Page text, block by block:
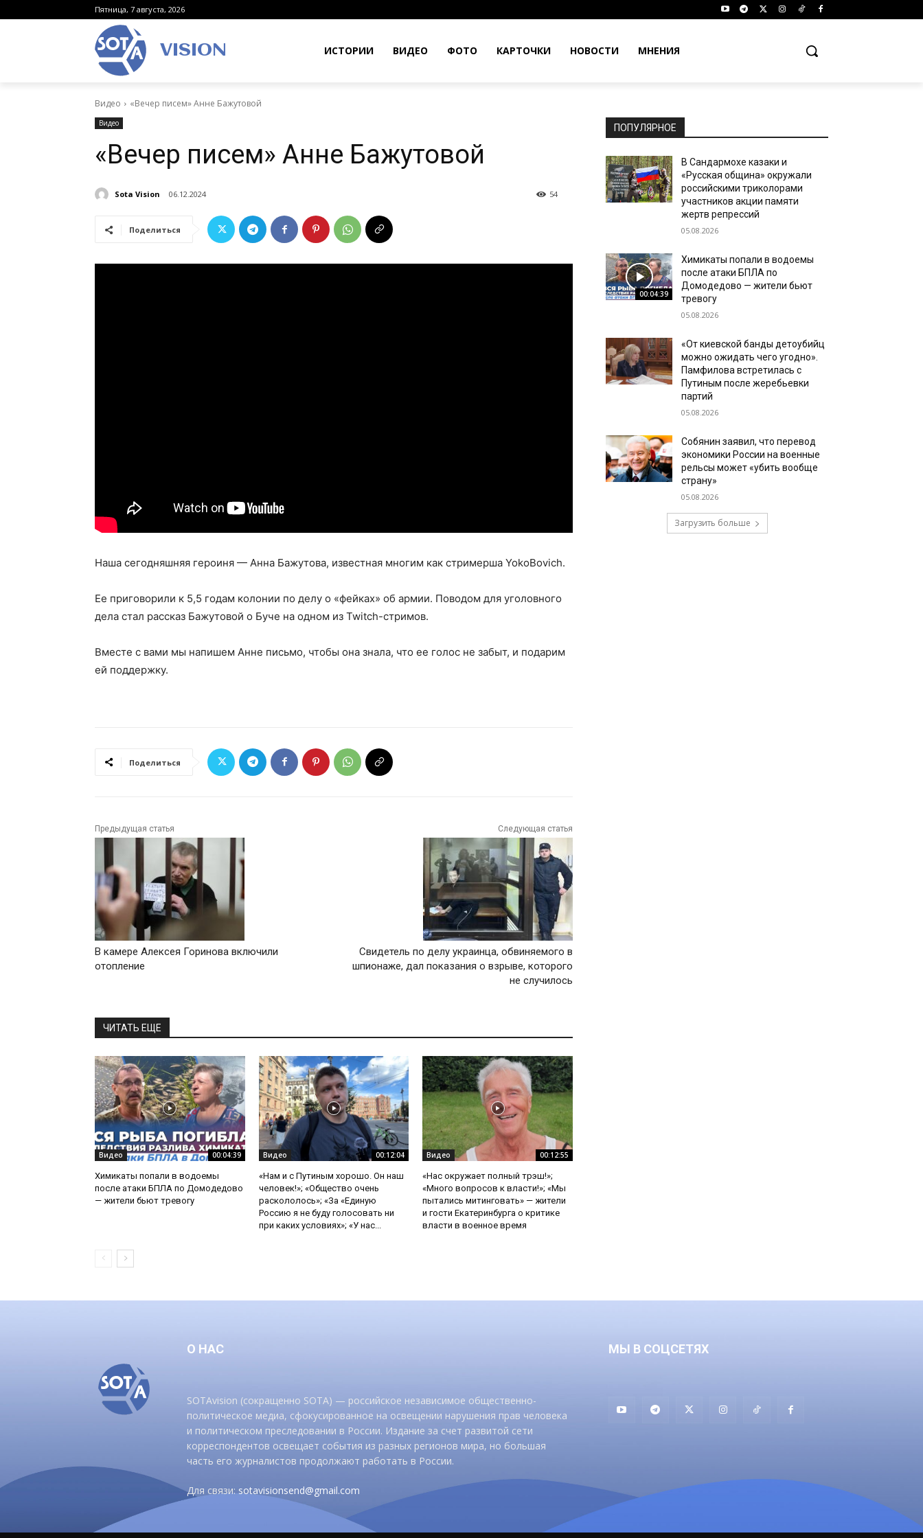
Пятница, 7 августа, 2026
VISION ИСТОРИИ ВИДЕО ФОТО КАРТОЧКИ НОВОСТИ МНЕНИЯ
Видео «Вечер писем» Анне Бажутовой
Видео
«Вечер писем» Анне Бажутовой
Sota Vision 06.12.2024 54
Поделиться
Наша сегодняшняя героиня — Анна Бажутова, известная многим как стримерша YokoBovich.
Ее приговорили к 5,5 годам колонии по делу о «фейках» об армии. Поводом для уголовного
дела стал рассказ Бажутовой о Буче на одном из Twitch-стримов.
Вместе с вами мы напишем Анне письмо, чтобы она знала, что ее голос не забыт, и подарим
ей поддержку.
Поделиться
Предыдущая статья
В камере Алексея Горинова включили
отопление
Следующая статья
Свидетель по делу украинца, обвиняемого в
шпионаже, дал показания о взрыве, которого
не случилось
ЧИТАТЬ ЕЩЕ
Видео 00:04:39
Химикаты попали в водоемы
после атаки БПЛА по Домодедово
— жители бьют тревогу
Видео 00:12:04
«Нам и с Путиным хорошо. Он наш
человек!»; «Общество очень
раскололось»; «За «Единую
Россию я не буду голосовать ни
при каких условиях»; «У нас...
Видео 00:12:55
«Нас окружает полный трэш!»;
«Много вопросов к власти!»; «Мы
пытались митинговать» — жители
и гости Екатеринбурга о критике
власти в военное время
ПОПУЛЯРНОЕ
В Сандармохе казаки и
«Русская община» окружали
российскими триколорами
участников акции памяти
жертв репрессий
05.08.2026
00:04:39
Химикаты попали в водоемы
после атаки БПЛА по
Домодедово — жители бьют
тревогу
05.08.2026
«От киевской банды детоубийц
можно ожидать чего угодно».
Памфилова встретилась с
Путиным после жеребьевки
партий
05.08.2026
Собянин заявил, что перевод
экономики России на военные
рельсы может «убить вообще
страну»
05.08.2026
Загрузить больше
О НАС
SOTAvision (сокращенно SOTA) — российское независимое общественно-
политическое медиа, сфокусированное на освещении нарушения прав человека
и политическом преследовании в России. Издание за счет развитой сети
корреспондентов освещает события из разных регионов мира, но большая
часть его журналистов продолжают работать в России.
Для связи: sotavisionsend@gmail.com
МЫ В СОЦСЕТЯХ